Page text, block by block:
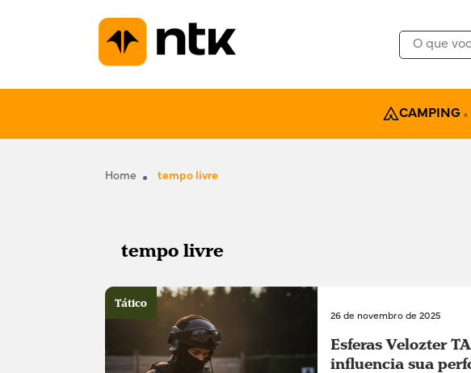
CAMPING &
Home tempo livre
tempo livre
26 de novembro de 2025
Esferas Velozter
influencia sua
Tático